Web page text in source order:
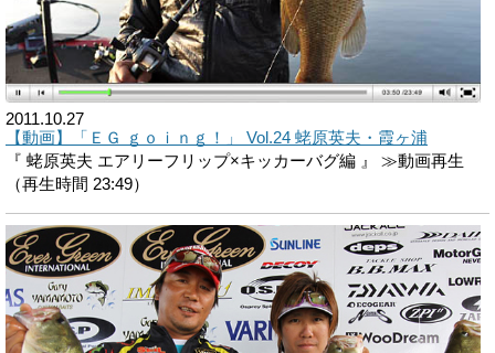
2011.10.27
【動画】「ＥＧ ｇｏｉｎｇ！」 Vol.24 蛯原英夫・霞ヶ浦
『 蛯原英夫 エアリーフリップ×キッカーバグ編 』 ≫動画再生
（再生時間 23:49）